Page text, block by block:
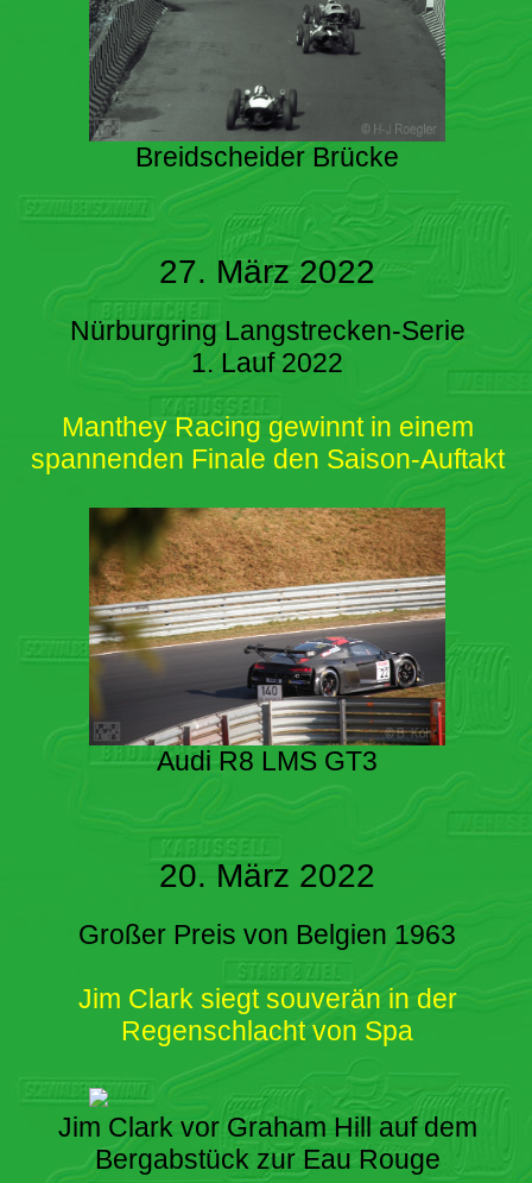
Breidscheider Brücke
27. März 2022
Nürburgring Langstrecken-Serie
1. Lauf 2022
Manthey Racing gewinnt in einem
spannenden Finale den Saison-Auftakt
Audi R8 LMS GT3
20. März 2022
Großer Preis von Belgien 1963
Jim Clark siegt souverän in der
Regenschlacht von Spa
Jim Clark vor Graham Hill auf dem
Bergabstück zur Eau Rouge